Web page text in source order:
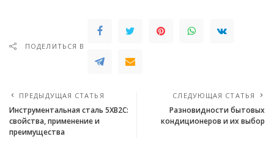
ПОДЕЛИТЬСЯ В
ПРЕДЫДУЩАЯ СТАТЬЯ
Инструментальная сталь 5ХВ2С:
свойства, применение и
преимущества
СЛЕДУЮЩАЯ СТАТЬЯ
Разновидности бытовых
кондиционеров и их выбор